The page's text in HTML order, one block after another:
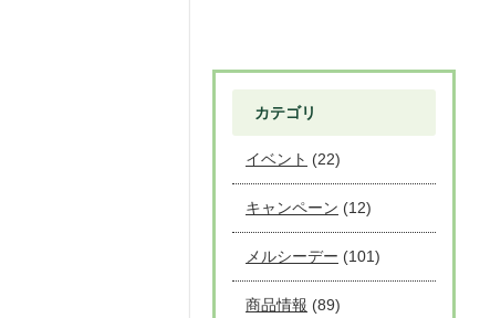
カテゴリ
イベント (22)
キャンペーン (12)
メルシーデー (101)
商品情報 (89)